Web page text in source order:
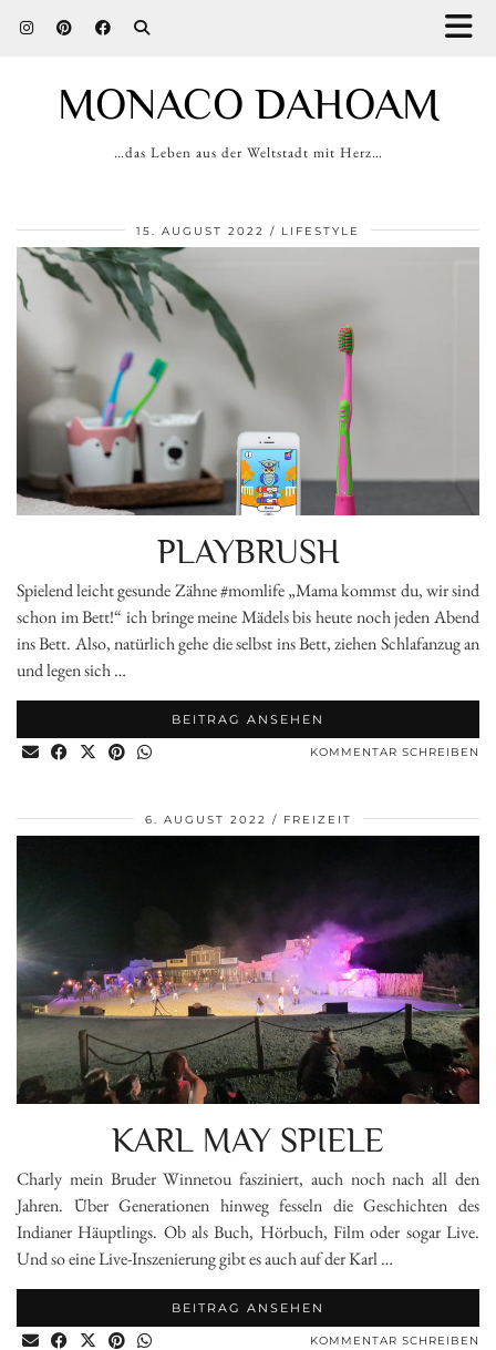
MONACO DAHOAM
…das Leben aus der Weltstadt mit Herz…
15. AUGUST 2022 LIFESTYLE
PLAYBRUSH
Spielend leicht gesunde Zähne #momlife „Mama kommst du, wir sind
schon im Bett!“ ich bringe meine Mädels bis heute noch jeden Abend
ins Bett. Also, natürlich gehe die selbst ins Bett, ziehen Schlafanzug an
und legen sich …
BEITRAG ANSEHEN
KOMMENTAR SCHREIBEN
6. AUGUST 2022 FREIZEIT
KARL MAY SPIELE
Charly mein Bruder Winnetou fasziniert, auch noch nach all den
Jahren. Über Generationen hinweg fesseln die Geschichten des
Indianer Häuptlings. Ob als Buch, Hörbuch, Film oder sogar Live.
Und so eine Live-Inszenierung gibt es auch auf der Karl …
BEITRAG ANSEHEN
KOMMENTAR SCHREIBEN